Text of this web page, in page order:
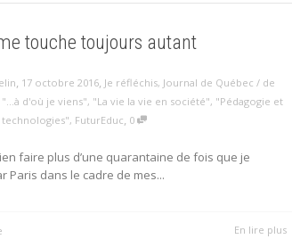
touche toujours autant
, 17 octobre 2016, Je réfléchis, Journal de Québec / de
"...à d'où je viens", "La vie la vie en société", "Pédagogie et
, FuturEduc, 0
faire plus d’une quarantaine de fois que je
Paris dans le cadre de mes...
En lire plus